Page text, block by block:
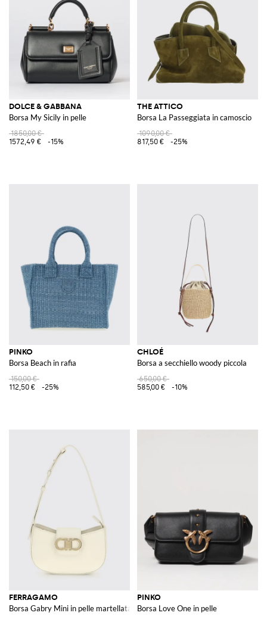
DOLCE & GABBANA
Borsa My Sicily in pelle
1850,00 €
1572,49 €
-15%
THE ATTICO
Borsa La Passeggiata in camoscio
1090,00 €
817,50 €
-25%
PINKO
Borsa Beach in rafia
150,00 €
112,50 €
-25%
CHLOÉ
Borsa a secchiello woody piccola
650,00 €
585,00 €
-10%
FERRAGAMO
Borsa Gabry Mini in pelle martellata
PINKO
Borsa Love One in pelle